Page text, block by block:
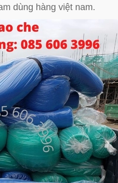
dùng hàng việt nam.